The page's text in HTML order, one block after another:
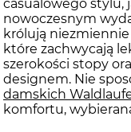
casualowego stylu,
nowoczesnym
królują niezmiennie
które zachwycają
szerokości stopy
designem. Nie
damskich
komfortu,